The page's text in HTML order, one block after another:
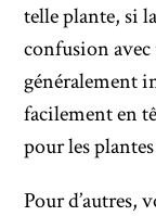
telle plante, si
confusion avec
généralement
facilement en
pour les
Pour d’autres,